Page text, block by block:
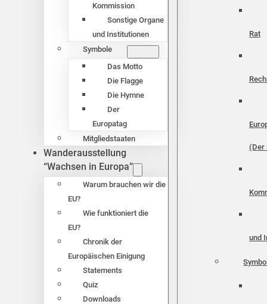
Kommission
Sonstige Organe
und Institutionen
Symbole
Das Motto
Die Flagge
Die Hymne
Der
Europatag
Mitgliedstaaten
Wanderausstellung
“Wachsen in Europa”
Warum brauchen wir die
EU?
Wie funktioniert die
EU?
Chronik der
Europäischen Einigung
Statements
Quiz
Downloads
Rat
(Der
und